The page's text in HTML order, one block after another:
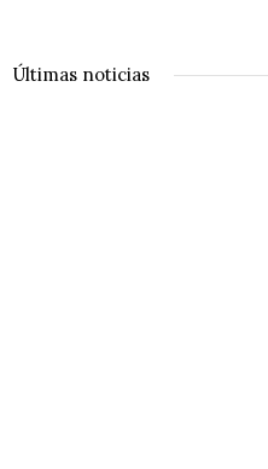
Últimas noticias